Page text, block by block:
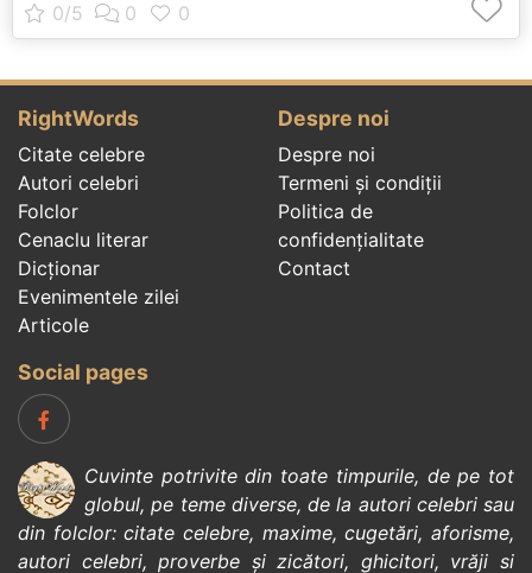
RightWords
Citate celebre
Autori celebri
Folclor
Cenaclu literar
Dicționar
Evenimentele zilei
Articole
Despre noi
Despre noi
Termeni și condiții
Politica de
confidenţialitate
Contact
Social pages
Cuvinte potrivite din toate timpurile, de pe tot
globul, pe teme diverse, de la autori celebrisau
din folclor:citate celebre, maxime,cugetări,aforisme,
autori celebri,proverbe și zicători, ghicitori, vrăji si